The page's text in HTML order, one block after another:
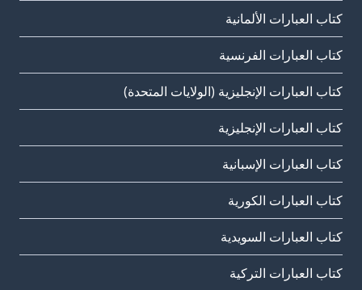
كتاب العبارات الألمانية
كتاب العبارات الفرنسية
كتاب العبارات الإنجليزية (الولايات المتحدة)
كتاب العبارات الإنجليزية
كتاب العبارات الإسبانية
كتاب العبارات الكورية
كتاب العبارات السويدية
كتاب العبارات التركية